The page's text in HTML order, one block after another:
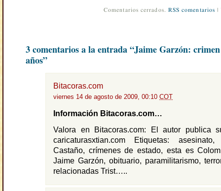
Comentarios cerrados. RSS comentarios |
3 comentarios a la entrada “Jaime Garzón:
años”
Bitacoras.com
viernes 14 de agosto de 2009, 00:10 COT
Información Bitacoras.com…
Valora en Bitacoras.com: El autor publica
caricaturasxtian.com Etiquetas:
Castaño, crímenes de estado, esta es
Jaime Garzón, obituario, paramilitarismo,
relacionadas Trist…..